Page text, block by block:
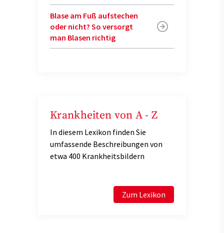
Blase am Fuß aufstechen
oder nicht? So versorgt
man Blasen richtig
Krankheiten von A - Z
In diesem Lexikon finden Sie
umfassende Beschreibungen von
etwa 400 Krankheitsbildern
Zum Lexikon